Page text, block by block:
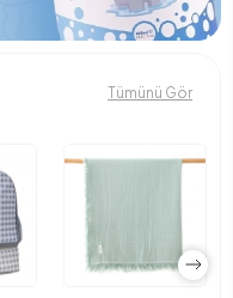
Tümünü Gör